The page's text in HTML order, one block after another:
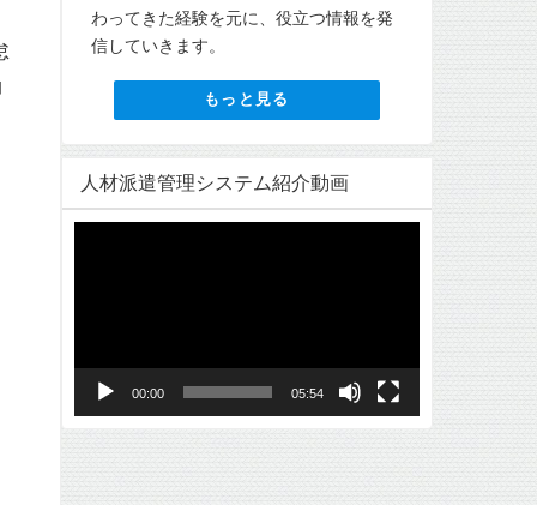
わってきた経験を元に、役立つ情報を発
信していきます。
もっと見る
人材派遣管理システム紹介動画
ー
00:00 05:54